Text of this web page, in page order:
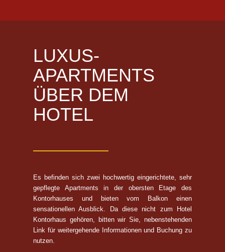
LUXUS-
APARTMENTS
ÜBER DEM
HOTEL
Es befinden sich zwei hochwertig eingerichtete, sehr
gepflegte Apartments in der obersten Etage des
Kontorhauses und bieten vom Balkon einen
sensationellen Ausblick. Da diese nicht zum Hotel
Kontorhaus gehören, bitten wir Sie, nebenstehenden
Link für weitergehende Informationen und Buchung zu
nutzen.